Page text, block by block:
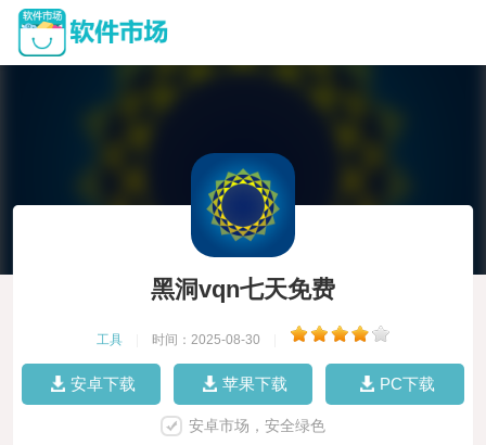
黑洞vqn七天免费
工具 时间：2025-08-30
安卓下载 苹果下载 PC下载
安卓市场，安全绿色